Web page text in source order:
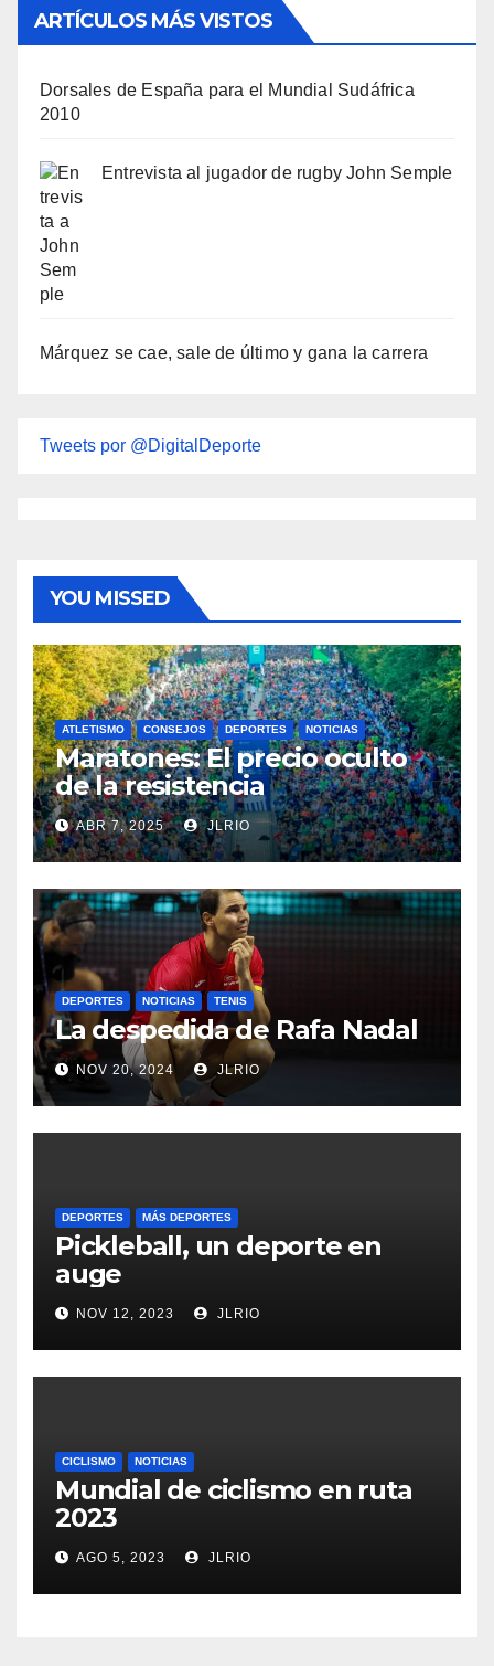
ARTÍCULOS MÁS VISTOS
Dorsales de España para el Mundial Sudáfrica
2010
Entrevista al jugador de rugby John Semple
Márquez se cae, sale de último y gana la carrera
Tweets por @DigitalDeporte
YOU MISSED
ATLETISMO CONSEJOS DEPORTES NOTICIAS
Maratones: El precio oculto
de la resistencia
ABR 7, 2025 JLRIO
DEPORTES NOTICIAS TENIS
La despedida de Rafa Nadal
NOV 20, 2024 JLRIO
DEPORTES MÁS DEPORTES
Pickleball, un deporte en
auge
NOV 12, 2023 JLRIO
CICLISMO NOTICIAS
Mundial de ciclismo en ruta
2023
AGO 5, 2023 JLRIO